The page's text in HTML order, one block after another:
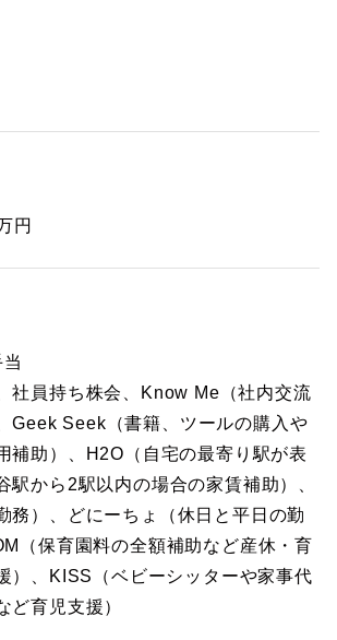
円
社員持ち株会、Know Me（社内交流
Geek Seek（書籍、ツールの購入や
補助）、H2O（自宅の最寄り駅が表
駅から2駅以内の場合の家賃補助）、
務）、どにーちょ（休日と平日の勤
（保育園料の全額補助など産休・育
）、KISS（ベビーシッターや家事代
ど育児支援）